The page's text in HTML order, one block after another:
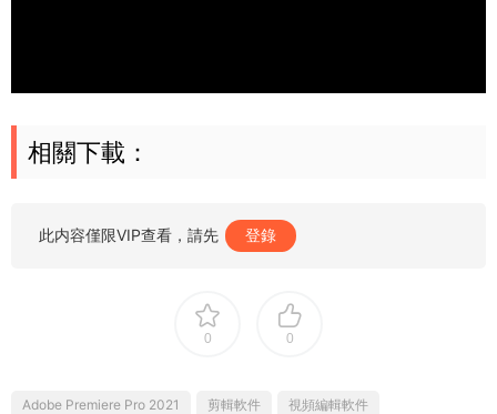
相關下載：
此内容僅限VIP查看，請先 登錄
0 0
Adobe Premiere Pro 2021 剪輯軟件 視頻編輯軟件